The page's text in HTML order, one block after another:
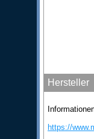
Hersteller
https://